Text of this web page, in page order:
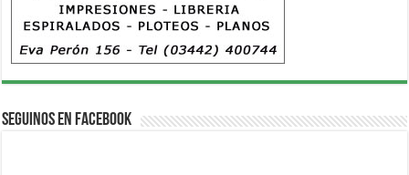
Seguinos en Facebook